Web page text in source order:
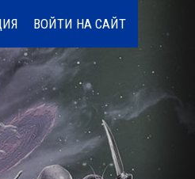
ВОЙТИ НА САЙТ